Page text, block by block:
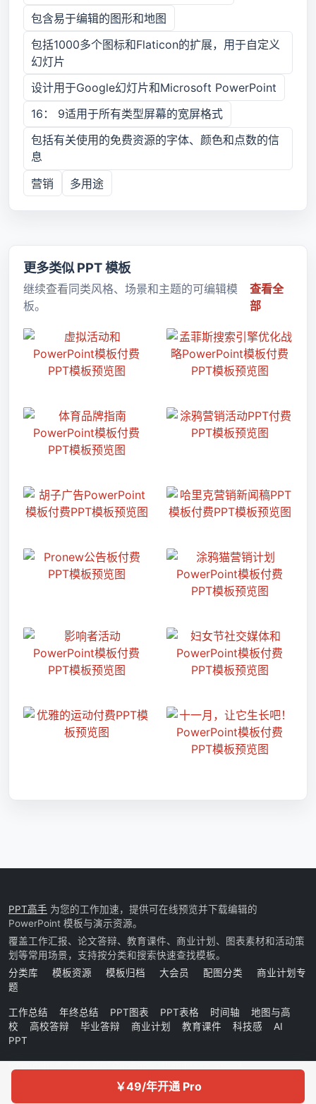
包含易于编辑的图形和地图
包括1000多个图标和Flaticon的扩展，用于自定义
幻灯片
设计用于Google幻灯片和Microsoft PowerPoint
16： 9适用于所有类型屏幕的宽屏格式
包括有关使用的免费资源的字体、颜色和点数的信
息
营销
多用途
更多类似 PPT 模板
继续查看同类风格、场景和主题的可编辑模
板。
查看全
部
￥49/年开通 Pro
PPT高手 为您的工作加速，提供可在线预览并下载编辑的
PowerPoint 模板与演示资源。
覆盖工作汇报、论文答辩、教育课件、商业计划、图表素材和活动策
划等常用场景，支持按分类和搜索快速查找模板。
分类库
模板资源 模板归档 大会员 配图分类
商业计划专
题
工作总结 年终总结 PPT图表 PPT表格 时间轴
地图与高
校
高校答辩 毕业答辩 商业计划 教育课件 科技感
AI
PPT